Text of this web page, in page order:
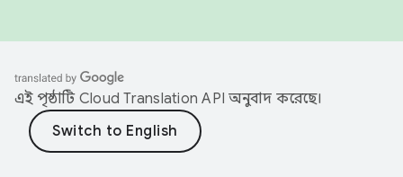
এই পৃষ্ঠাটি Cloud Translation API অনুবাদ করেছে।